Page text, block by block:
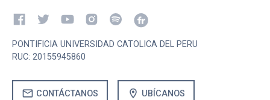
PONTIFICIA UNIVERSIDAD CATOLICA DEL PERU
RUC: 20155945860
mail CONTÁCTANOS location_on UBÍCANOS